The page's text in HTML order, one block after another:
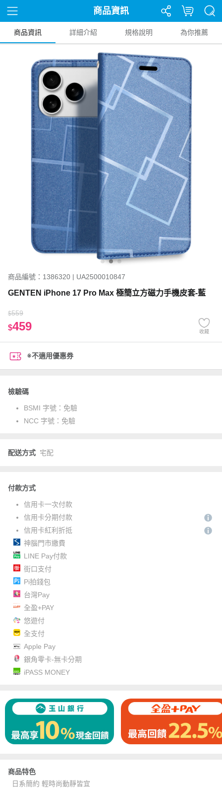
商品資訊
商品資訊 詳細介紹 規格說明 為你推薦
商品編號：1386320 | UA2500010847
GENTEN iPhone 17 Pro Max 極簡立方磁力手機皮套-藍
$559
$459 收藏
※不適用優惠券
檢驗碼
BSMI 字號： 免驗
NCC 字號： 免驗
配送方式 宅配
付款方式
信用卡一次付款
信用卡分期付款
信用卡紅利折抵
神腦門市繳費
LINE Pay付款
街口支付
Pi拍錢包
台灣Pay
全盈+PAY
悠遊付
全支付
Apple Pay
銀角零卡-無卡分期
iPASS MONEY
商品特色
日系簡約 輕時尚動靜皆宜